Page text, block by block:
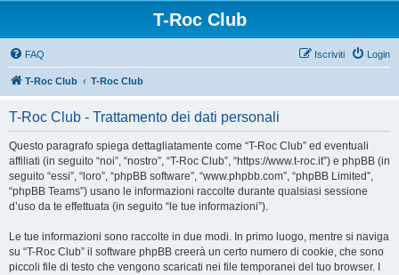
T-Roc Club
FAQ Login
Iscriviti
T-Roc Club T-Roc Club
T-Roc Club - Trattamento dei dati personali
Questo paragrafo spiega dettagliatamente come “T-Roc Club” ed eventuali
affiliati (in seguito “noi”, “nostro”, “T-Roc Club”, “https://www.t-roc.it”) e phpBB (in
seguito “essi”, “loro”, “phpBB software”, “www.phpbb.com”, “phpBB Limited”,
“phpBB Teams”) usano le informazioni raccolte durante qualsiasi sessione
d’uso da te effettuata (in seguito “le tue informazioni”).
Le tue informazioni sono raccolte in due modi. In primo luogo, mentre si naviga
su “T-Roc Club” il software phpBB creerà un certo numero di cookie, che sono
piccoli file di testo che vengono scaricati nei file temporanei del tuo browser. I